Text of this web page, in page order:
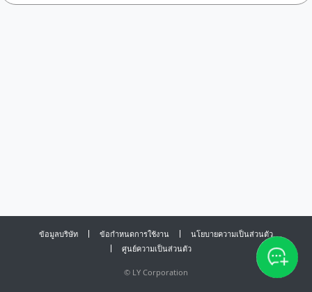
ข้อมูลบริษัท ข้อกำหนดการใช้งาน
นโยบายความเป็นส่วนตัว
ศูนย์ความเป็นส่วนตัว
© LY Corporation